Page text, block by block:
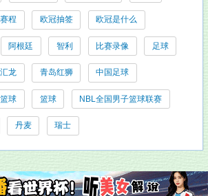
程 欧冠抽签 欧冠是什么
阿根廷 智利 比赛录像 足球
龙 青岛红狮 中国足球
球 篮球 NBL全国男子篮球联赛
丹麦 瑞士